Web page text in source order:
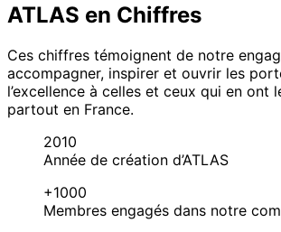
ATLAS en Chiffres
Ces chiffres témoignent de notre
accompagner, inspirer et ouvrir les
l’excellence à celles et ceux qui en ont
partout en France.
2010
Année de création d’ATLAS
+1000
Membres engagés dans notre